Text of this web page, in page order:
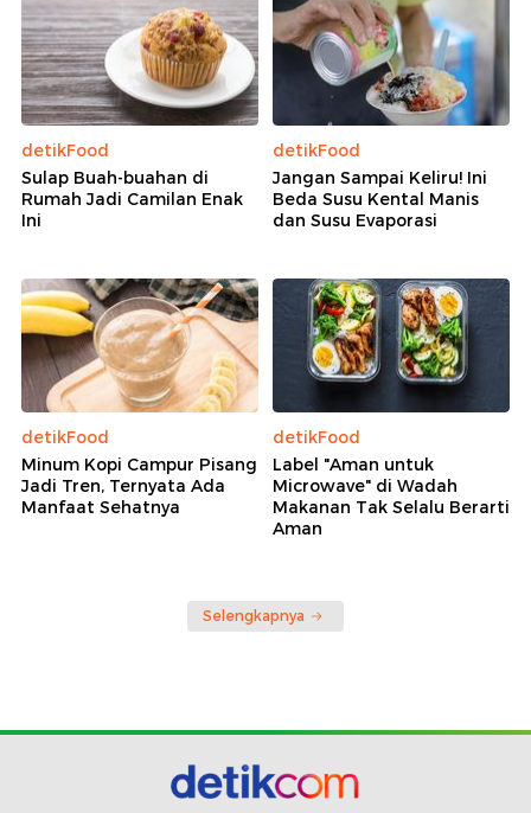
detikFood
Sulap Buah-buahan di
Rumah Jadi Camilan Enak
Ini
detikFood
Jangan Sampai Keliru! Ini
Beda Susu Kental Manis
dan Susu Evaporasi
detikFood
Minum Kopi Campur Pisang
Jadi Tren, Ternyata Ada
Manfaat Sehatnya
detikFood
Label "Aman untuk
Microwave" di Wadah
Makanan Tak Selalu Berarti
Aman
Selengkapnya